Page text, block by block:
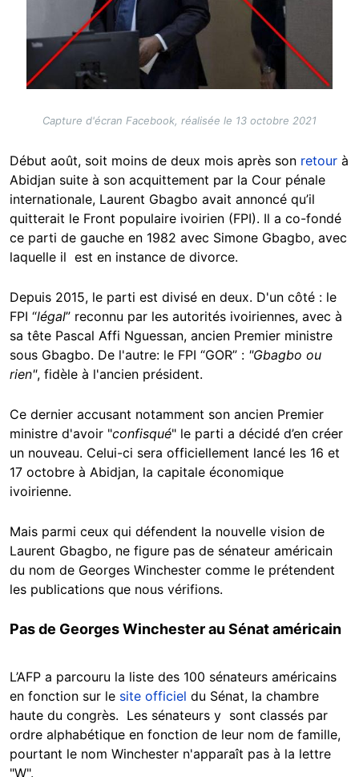
Capture d'écran Facebook, réalisée le 13 octobre 2021
Début août, soit moins de deux mois après son retour à
Abidjan suite à son acquittement par la Cour pénale
internationale, Laurent Gbagbo avait annoncé qu’il
quitterait le Front populaire ivoirien (FPI). Il a co-fondé
ce parti de gauche en 1982 avec Simone Gbagbo, avec
laquelle il est en instance de divorce.
Depuis 2015, le parti est divisé en deux. D'un côté : le
FPI “légal” reconnu par les autorités ivoiriennes, avec à
sa tête Pascal Affi Nguessan, ancien Premier ministre
sous Gbagbo. De l'autre: le FPI “GOR” : "Gbagbo ou
rien", fidèle à l'ancien président.
Ce dernier accusant notamment son ancien Premier
ministre d'avoir "confisqué" le parti a décidé d’en créer
un nouveau. Celui-ci sera officiellement lancé les 16 et
17 octobre à Abidjan, la capitale économique
ivoirienne.
Mais parmi ceux qui défendent la nouvelle vision de
Laurent Gbagbo, ne figure pas de sénateur américain
du nom de Georges Winchester comme le prétendent
les publications que nous vérifions.
Pas de Georges Winchester au Sénat américain
L’AFP a parcouru la liste des 100 sénateurs américains
en fonction sur le site officiel du Sénat, la chambre
haute du congrès. Les sénateurs y sont classés par
ordre alphabétique en fonction de leur nom de famille,
pourtant le nom Winchester n'apparaît pas à la lettre
"W".